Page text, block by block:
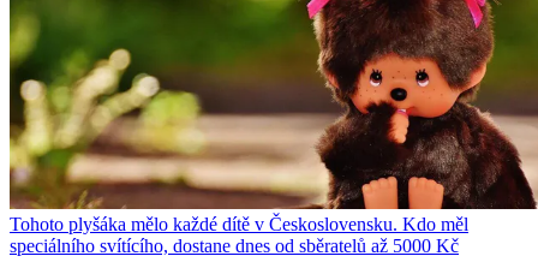
Tohoto plyšáka mělo každé dítě v Československu. Kdo měl
speciálního svítícího, dostane dnes od sběratelů až 5000 Kč